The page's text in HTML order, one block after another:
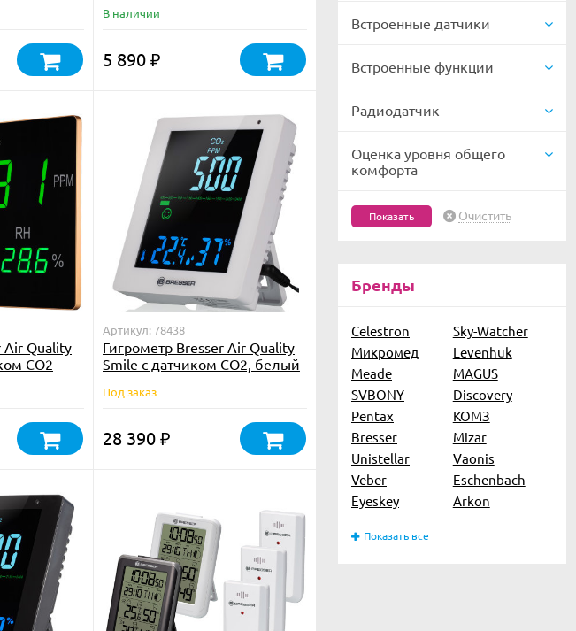
Встроенные датчики
Встроенные функции
Радиодатчик
Оценка уровня общего
комфорта
Очистить
Бренды
Celestron
Sky-Watcher
Микромед
Levenhuk
Meade
MAGUS
SVBONY
Discovery
Pentax
КОМЗ
Bresser
Mizar
Unistellar
Vaonis
Veber
Eschenbach
Eyeskey
Arkon
Показать все
В наличии
5 890 ₽
Air Quality
CO2
Артикул: 78438
Гигрометр Bresser Air Quality
Smile с датчиком CO2, белый
Под заказ
28 390 ₽